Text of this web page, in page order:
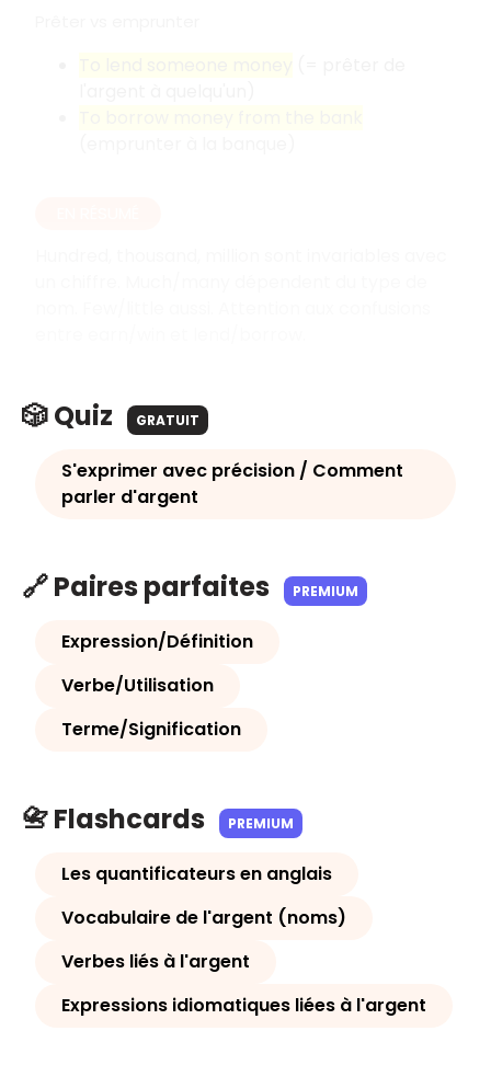
🎲 Quiz GRATUIT
S'exprimer avec précision / Comment
parler d'argent
🔗 Paires parfaites PREMIUM
Expression/Définition
Verbe/Utilisation
Terme/Signification
📇 Flashcards PREMIUM
Les quantificateurs en anglais
Vocabulaire de l'argent (noms)
Verbes liés à l'argent
Expressions idiomatiques liées à l'argent